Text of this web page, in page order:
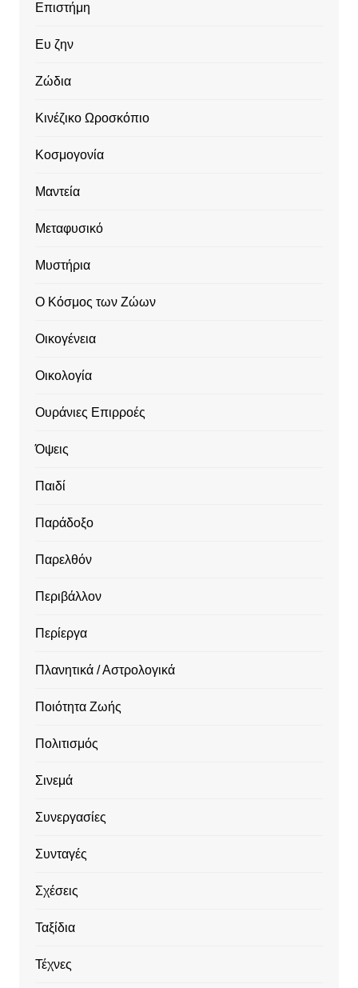
Επιστήμη
Ευ ζην
Ζώδια
Κινέζικο Ωροσκόπιο
Κοσμογονία
Μαντεία
Μεταφυσικό
Μυστήρια
Ο Κόσμος των Ζώων
Οικογένεια
Οικολογία
Ουράνιες Επιρροές
Όψεις
Παιδί
Παράδοξο
Παρελθόν
Περιβάλλον
Περίεργα
Πλανητικά / Αστρολογικά
Ποιότητα Ζωής
Πολιτισμός
Σινεμά
Συνεργασίες
Συνταγές
Σχέσεις
Ταξίδια
Τέχνες